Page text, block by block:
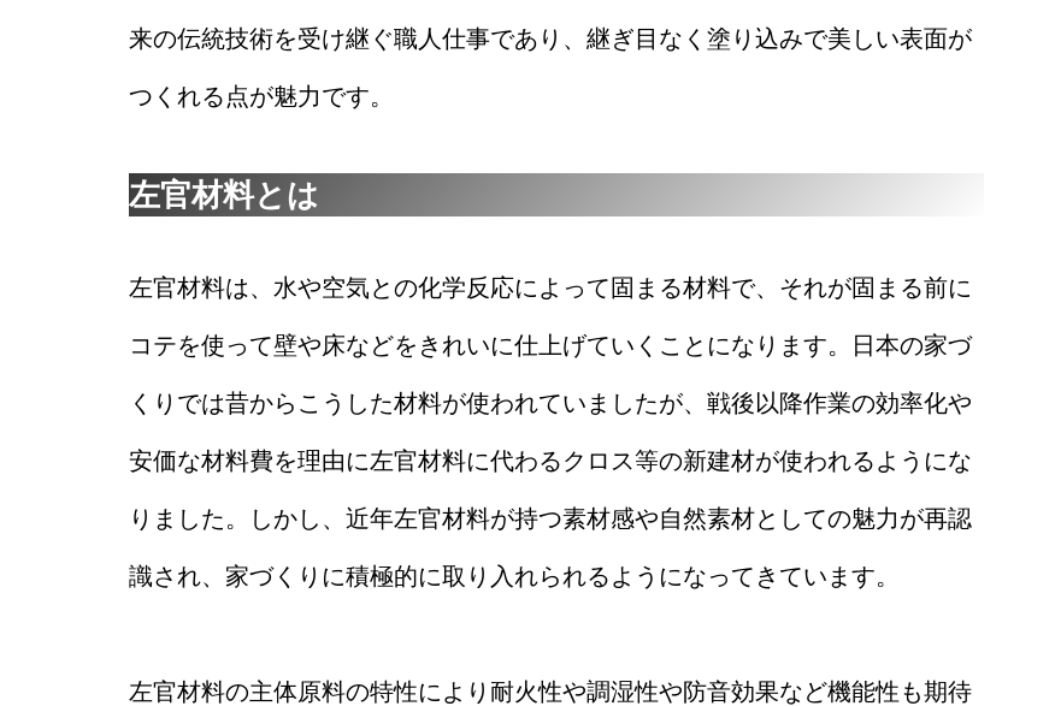
来の伝統技術を受け継ぐ職人仕事であり、継ぎ目なく塗り込みで美しい表面が
つくれる点が魅力です。
左官材料とは
左官材料は、水や空気との化学反応によって固まる材料で、それが固まる前に
コテを使って壁や床などをきれいに仕上げていくことになります。日本の家づ
くりでは昔からこうした材料が使われていましたが、戦後以降作業の効率化や
安価な材料費を理由に左官材料に代わるクロス等の新建材が使われるようにな
りました。しかし、近年左官材料が持つ素材感や自然素材としての魅力が再認
識され、家づくりに積極的に取り入れられるようになってきています。
左官材料の主体原料の特性により耐火性や調湿性や防音効果など機能性も期待